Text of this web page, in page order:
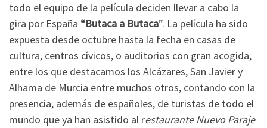
todo el equipo de la película deciden llevar a cabo la
gira por España “Butaca a Butaca”. La película ha sido
expuesta desde octubre hasta la fecha en casas de
cultura, centros cívicos, o auditorios con gran acogida,
entre los que destacamos los Alcázares, San Javier y
Alhama de Murcia entre muchos otros, contando con la
presencia, además de españoles, de turistas de todo el
mundo que ya han asistido al restaurante Nuevo Paraje